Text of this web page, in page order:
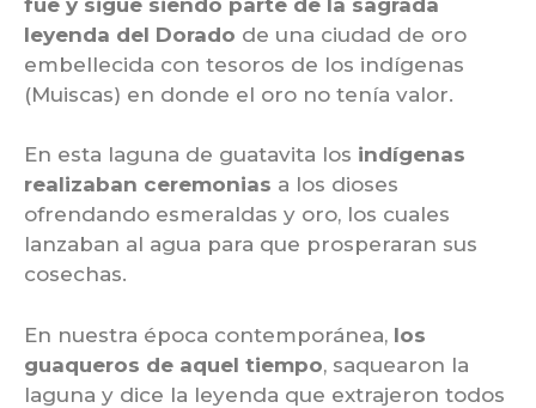
leyenda del Dorado de una ciudad de oro
embellecida con tesoros de los indígenas
(Muiscas) en donde el oro no tenía valor.
En esta laguna de guatavita los indígenas
realizaban ceremonias a los dioses
ofrendando esmeraldas y oro, los cuales
lanzaban al agua para que prosperaran sus
cosechas.
En nuestra época contemporánea, los
guaqueros de aquel tiempo, saquearon la
laguna y dice la leyenda que extrajeron todos